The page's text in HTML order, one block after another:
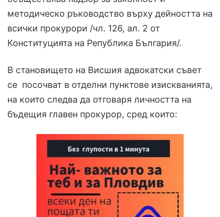
методическо ръководство върху дейността на
всички прокурори /чл. 126, ал. 2 от
Конституцията на Република България/.
В становището на Висшия адвокатски съвет
се посочват в отделни пунктове изискванията,
на които следва да отговаря личността на
бъдещия главен прокурор, сред които: